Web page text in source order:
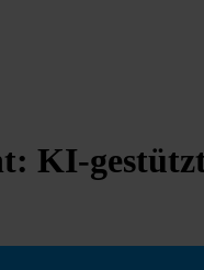
KI-